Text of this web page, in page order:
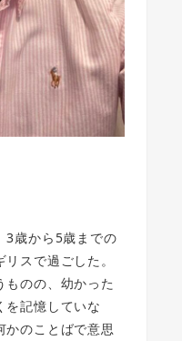
3歳から5歳までの
スで過ごした。
のの、幼かった
を記憶していな
かのことばで意思